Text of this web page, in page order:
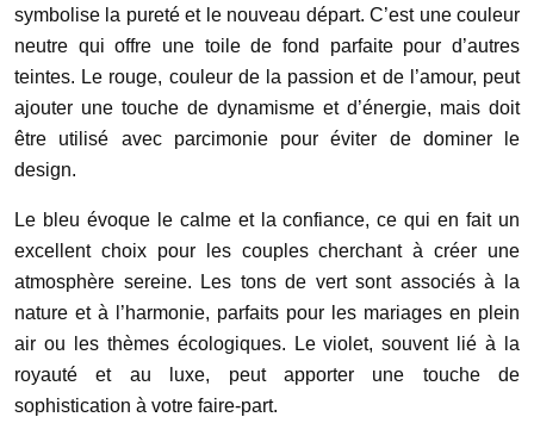
symbolise la pureté et le nouveau départ. C’est une couleur
neutre qui offre une toile de fond parfaite pour d’autres
teintes. Le rouge, couleur de la passion et de l’amour, peut
ajouter une touche de dynamisme et d’énergie, mais doit
être utilisé avec parcimonie pour éviter de dominer le
design.
Le bleu évoque le calme et la confiance, ce qui en fait un
excellent choix pour les couples cherchant à créer une
atmosphère sereine. Les tons de vert sont associés à la
nature et à l’harmonie, parfaits pour les mariages en plein
air ou les thèmes écologiques. Le violet, souvent lié à la
royauté et au luxe, peut apporter une touche de
sophistication à votre faire-part.